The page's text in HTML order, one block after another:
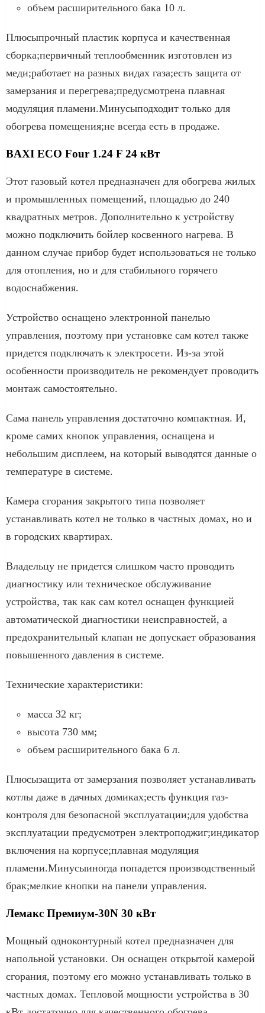
объем расширительного бака 10 л.
Плюсыпрочный пластик корпуса и качественная
сборка;первичный теплообменник изготовлен из
меди;работает на разных видах газа;есть защита от
замерзания и перегрева;предусмотрена плавная
модуляция пламени.Минусыподходит только для
обогрева помещения;не всегда есть в продаже.
BAXI ECO Four 1.24 F 24 кВт
Этот газовый котел предназначен для обогрева жилых
и промышленных помещений, площадью до 240
квадратных метров. Дополнительно к устройству
можно подключить бойлер косвенного нагрева. В
данном случае прибор будет использоваться не только
для отопления, но и для стабильного горячего
водоснабжения.
Устройство оснащено электронной панелью
управления, поэтому при установке сам котел также
придется подключать к электросети. Из-за этой
особенности производитель не рекомендует проводить
монтаж самостоятельно.
Сама панель управления достаточно компактная. И,
кроме самих кнопок управления, оснащена и
небольшим дисплеем, на который выводятся данные о
температуре в системе.
Камера сгорания закрытого типа позволяет
устанавливать котел не только в частных домах, но и
в городских квартирах.
Владельцу не придется слишком часто проводить
диагностику или техническое обслуживание
устройства, так как сам котел оснащен функцией
автоматической диагностики неисправностей, а
предохранительный клапан не допускает образования
повышенного давления в системе.
Технические характеристики:
масса 32 кг;
высота 730 мм;
объем расширительного бака 6 л.
Плюсызащита от замерзания позволяет устанавливать
котлы даже в дачных домиках;есть функция газ-
контроля для безопасной эксплуатации;для удобства
эксплуатации предусмотрен электроподжиг;индикатор
включения на корпусе;плавная модуляция
пламени.Минусыиногда попадется производственный
брак;мелкие кнопки на панели управления.
Лемакс Премиум-30N 30 кВт
Мощный одноконтурный котел предназначен для
напольной установки. Он оснащен открытой камерой
сгорания, поэтому его можно устанавливать только в
частных домах. Тепловой мощности устройства в 30